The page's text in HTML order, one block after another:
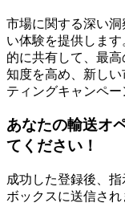
市場に関する深い
い体験を提供しま
的に共有して、最
知度を高め、新し
ティングキャンペー
あなたの輸送オ
てください！
成功した登録後、
ボックスに送信され